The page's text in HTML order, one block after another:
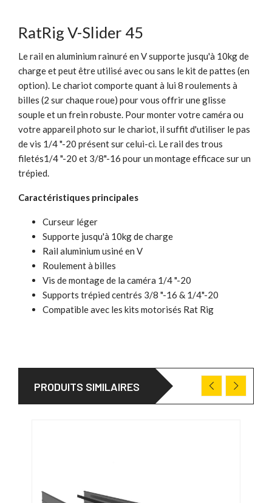
RatRig V-Slider 45
Le rail en aluminium rainuré en V supporte jusqu'à 10kg de
charge et peut être utilisé avec ou sans le kit de pattes (en
option). Le chariot comporte quant à lui 8 roulements à
billes (2 sur chaque roue) pour vous offrir une glisse
souple et un frein robuste. Pour monter votre caméra ou
votre appareil photo sur le chariot, il suffit d'utiliser le pas
de vis 1/4 "-20 présent sur celui-ci. Le rail des trous
filetés1/4 "-20 et 3/8"-16 pour un montage efficace sur un
trépied.
Caractéristiques principales
Curseur léger
Supporte jusqu'à 10kg de charge
Rail aluminium usiné en V
Roulement à billes
Vis de montage de la caméra 1/4 "-20
Supports trépied centrés 3/8 "-16 & 1/4"-20
Compatible avec les kits motorisés Rat Rig
PRODUITS SIMILAIRES